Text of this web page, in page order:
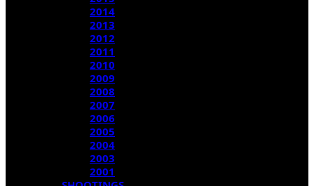
2014
2013
2012
2011
2010
2009
2008
2007
2006
2005
2004
2003
2001